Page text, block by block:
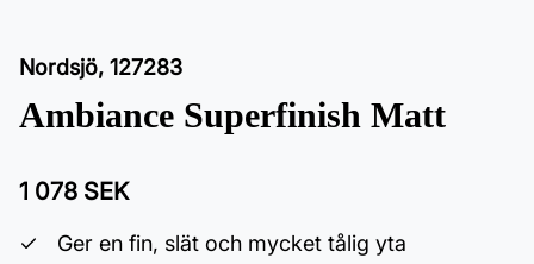
Nordsjö, 127283
Ambiance Superfinish Matt
1 078 SEK
Ger en fin, slät och mycket tålig yta